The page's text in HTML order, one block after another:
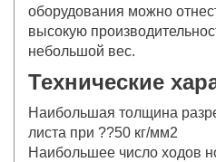
оборудования можно
высокую
небольшой вес.
Технические
Наибольшая толщина
листа при ??50 кг/мм2
Наибольшее число ходов